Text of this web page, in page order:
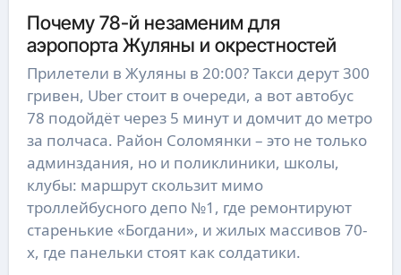
Почему 78-й незаменим для
аэропорта Жуляны и окрестностей
Прилетели в Жуляны в 20:00? Такси дерут 300
гривен, Uber стоит в очереди, а вот автобус
78 подойдёт через 5 минут и домчит до метро
за полчаса. Район Соломянки – это не только
админздания, но и поликлиники, школы,
клубы: маршрут скользит мимо
троллейбусного депо №1, где ремонтируют
старенькие «Богдани», и жилых массивов 70-
х, где панельки стоят как солдатики.